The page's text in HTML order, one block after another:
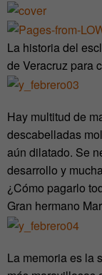
La historia del
de Veracruz para
Hay multitud de
descabelladas
aún dilatado. Se
desarrollo y
¿Cómo pagarlo
Gran hermano
La memoria es la